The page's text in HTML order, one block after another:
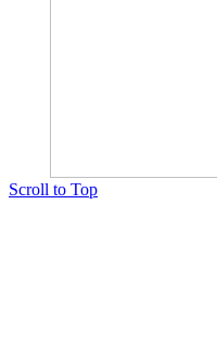
Scroll to Top